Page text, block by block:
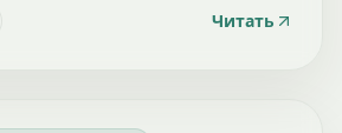
Читать